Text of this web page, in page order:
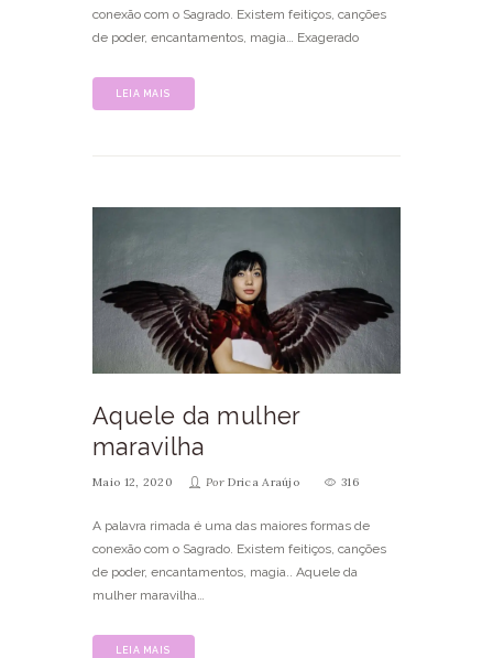
conexão com o Sagrado. Existem feitiços, canções
de poder, encantamentos, magia… Exagerado
LEIA MAIS
Aquele da mulher
maravilha
Maio 12, 2020 PorDrica Araújo 316
A palavra rimada é uma das maiores formas de
conexão com o Sagrado. Existem feitiços, canções
de poder, encantamentos, magia.. Aquele da
mulher maravilha…
LEIA MAIS